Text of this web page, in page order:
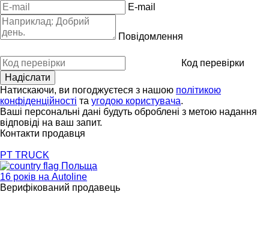
E-mail
Повідомлення
Код перевірки
Натискаючи, ви погоджуєтеся з нашою політикою
конфіденційності та угодою користувача.
Ваші персональні дані будуть оброблені з метою надання
відповіді на ваш запит.
Контакти продавця
PT TRUCK
Польща
16 років на Autoline
Верифікований продавець